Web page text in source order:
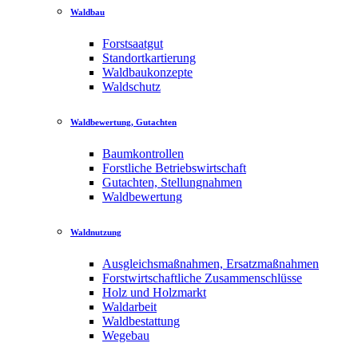
Waldbau
Forstsaatgut
Standortkartierung
Waldbaukonzepte
Waldschutz
Waldbewertung, Gutachten
Baumkontrollen
Forstliche Betriebswirtschaft
Gutachten, Stellungnahmen
Waldbewertung
Waldnutzung
Ausgleichsmaßnahmen, Ersatzmaßnahmen
Forstwirtschaftliche Zusammenschlüsse
Holz und Holzmarkt
Waldarbeit
Waldbestattung
Wegebau